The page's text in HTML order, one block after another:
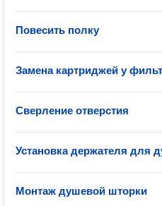
Повесить полку
Замена картриджей у
Сверление отверстия
Установка держателя для
Монтаж душевой шторки